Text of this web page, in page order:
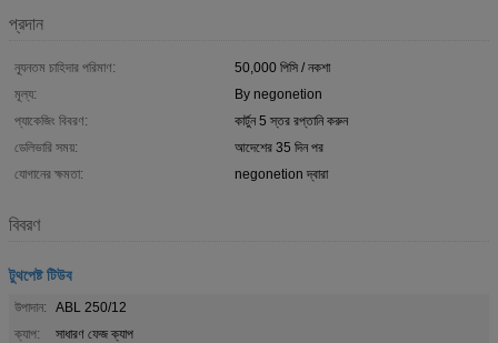
প্রদান
ন্যূনতম চাহিদার পরিমাণ:
50,000 পিসি / নকশা
মূল্য:
By negonetion
প্যাকেজিং বিবরণ:
কার্টুন 5 স্তর রপ্তানি করুন
ডেলিভারি সময়:
আদেশের 35 দিন পর
যোগানের ক্ষমতা:
negonetion দ্বারা
বিবরণ
টুথপেষ্ট টিউব
উপাদান:
ABL 250/12
ক্যাপ:
সাধারণ ফেজ ক্যাপ